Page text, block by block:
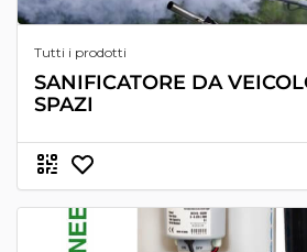
Tutti i prodotti
SANIFICATORE DA
SPAZI